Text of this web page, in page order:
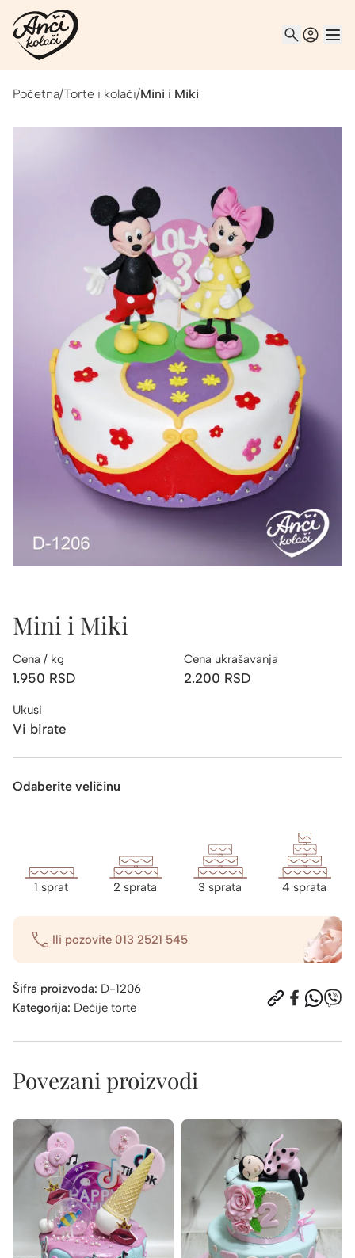
Početna/Torte i kolači/Mini i Miki
Mini i Miki
Cena / kg
1.950 RSD
Cena ukrašavanja
2.200 RSD
Ukusi
Vi birate
Odaberite veličinu
1 sprat 2 sprata 3 sprata 4 sprata
Ili pozovite 013 2521 545
Šifra proizvoda: D-1206
Kategorija: Dečije torte
Povezani proizvodi